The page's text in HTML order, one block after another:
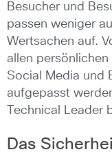
Besucher und
passen weniger
Wertsachen auf.
allen
Social Media und
aufgepasst
Technical Leader
Das